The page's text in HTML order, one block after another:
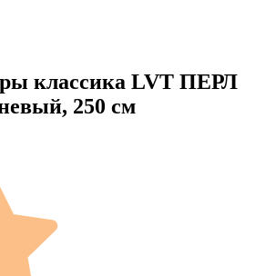
классика LVT ПЕРЛ
250 см